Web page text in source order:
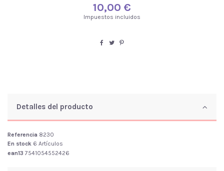
10,00 €
Impuestos incluidos
Detalles del producto
Referencia 8230
En stock 6 Artículos
ean13 7541054552426